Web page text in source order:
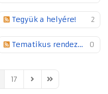
Tegyük a helyére! 2
Tematikus rendezvények 0
17 Next PageLast Page